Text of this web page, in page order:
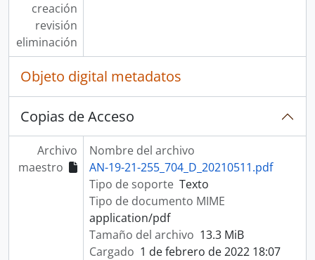
creación
revisión
eliminación
Objeto digital metadatos
Copias de Acceso
Archivo
maestro
Nombre del archivo
AN-19-21-255_704_D_20210511.pdf
Tipo de soporte Texto
Tipo de documento MIME
application/pdf
Tamaño del archivo 13.3 MiB
Cargado 1 de febrero de 2022 18:07